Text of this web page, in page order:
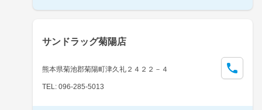
サンドラッグ菊陽店
熊本県菊池郡菊陽町津久礼２４２２－４
TEL: 096-285-5013